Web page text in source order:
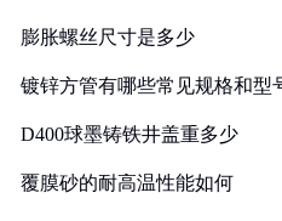
膨胀螺丝尺寸是多少
镀锌方管有哪些常见规格和型
D400球墨铸铁井盖重多少
覆膜砂的耐高温性能如何